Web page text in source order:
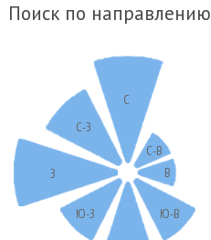
Поиск по направлению
С
С-В
В
Ю-В
Ю-З
З
С-З